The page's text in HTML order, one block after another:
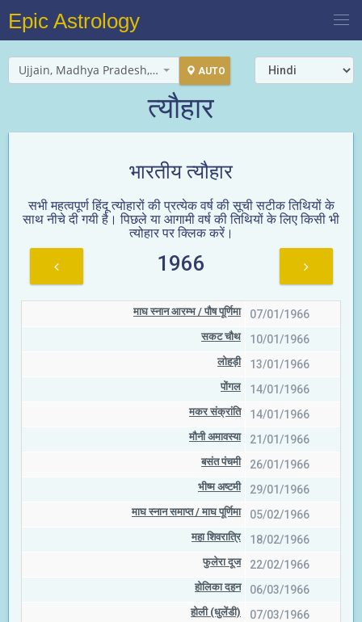
Epic Astrology
Ujjain, Madhya Pradesh, India AUTO
त्यौहार
भारतीय त्यौहार
सभी महत्वपूर्ण हिंदू त्योहारों की प्रत्येक वर्ष की सूची सटीक तिथियों के
साथ नीचे दी गयी है। पिछले या आगामी वर्ष की तिथियों के लिए किसी भी
त्योहार पर क्लिक करें।
1966
माघ स्नान आरम्भ / पौष पूर्णिमा 07/01/1966
सकट चौथ 10/01/1966
लोहड़ी 13/01/1966
पोंगल 14/01/1966
मकर संक्रांति 14/01/1966
मौनी अमावस्या 21/01/1966
बसंत पंचमी 26/01/1966
भीष्म अष्टमी 29/01/1966
माघ स्नान समाप्त / माघ पूर्णिमा 05/02/1966
महा शिवरात्रि 18/02/1966
फुलेरा दूज 22/02/1966
होलिका दहन 06/03/1966
होली (धुलेंडी) 07/03/1966